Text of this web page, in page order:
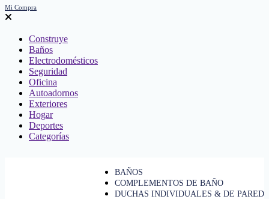
Mi Compra
Construye
Baños
Electrodomésticos
Seguridad
Oficina
Autoadornos
Exteriores
Hogar
Deportes
Categorías
BAÑOS
COMPLEMENTOS DE BAÑO
DUCHAS INDIVIDUALES & DE PARED